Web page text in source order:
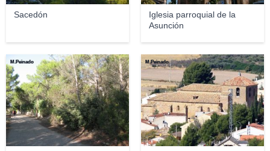
Sacedón
Iglesia parroquial de la
Asunción
M.Peinado M.Peinado